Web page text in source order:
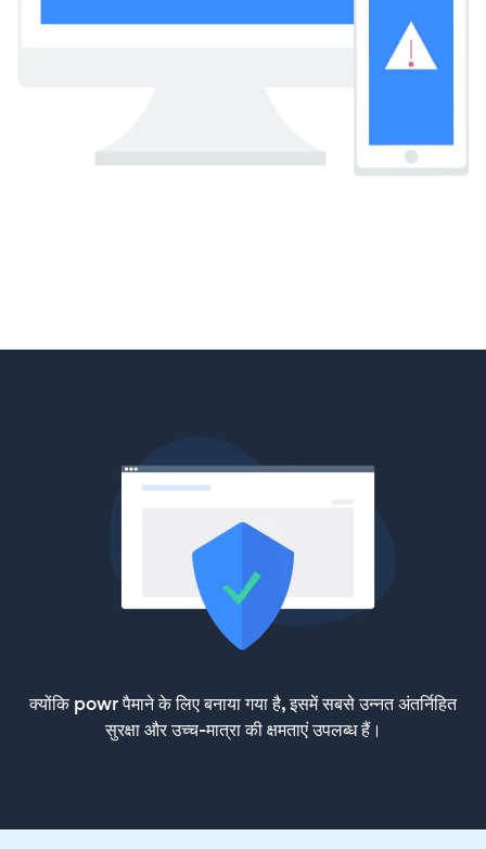
क्योंकि powr पैमाने के लिए बनाया गया है, इसमें सबसे उन्नत अंतर्निहित
सुरक्षा और उच्च-मात्रा की क्षमताएं उपलब्ध हैं।